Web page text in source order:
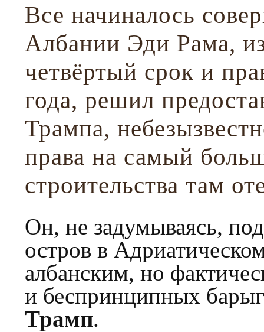
Все начиналось
Албании Эди Рама,
четвёртый срок и
года, решил
Трампа,
права на самый
строительства там
Он, не задумываясь,
остров в
албанским, но
и беспринципных
Трамп.